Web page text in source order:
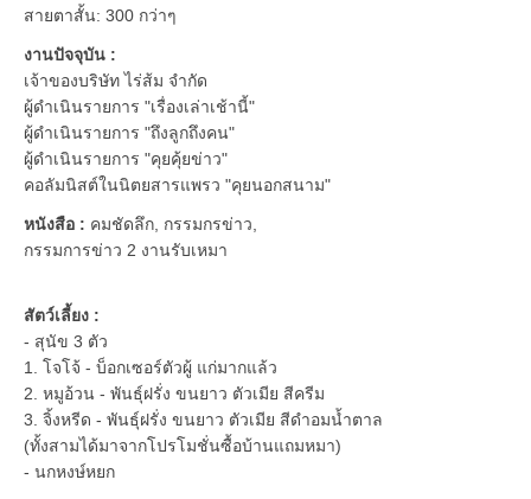
สายตาสั้น: 300 กว่าๆ
งานปัจจุบัน :
เจ้าของบริษัท ไร่ส้ม จำกัด
ผู้ดำเนินรายการ "เรื่องเล่าเช้านี้"
ผู้ดำเนินรายการ "ถึงลูกถึงคน"
ผู้ดำเนินรายการ "คุยคุ้ยข่าว"
คอลัมนิสต์ในนิตยสารแพรว "คุยนอกสนาม"
หนังสือ : คมชัดลึก, กรรมกรข่าว,
กรรมการข่าว 2 งานรับเหมา
สัตว์เลี้ยง :
- สุนัข 3 ตัว
1. โจโจ้ - บ็อกเซอร์ตัวผู้ แก่มากแล้ว
2. หมูอ้วน - พันธุ์ฝรั่ง ขนยาว ตัวเมีย สีครีม
3. จิ้งหรีด - พันธุ์ฝรั่ง ขนยาว ตัวเมีย สีดำอมน้ำตาล
(ทั้งสามได้มาจากโปรโมชั่นซื้อบ้านแถมหมา)
- นกหงษ์หยก